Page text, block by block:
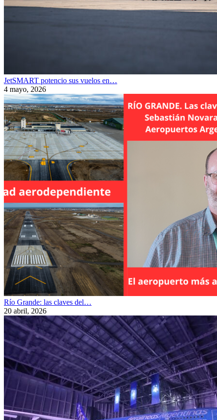
JetSMART potencio sus vuelos en…
4 mayo, 2026
Río Grande: las claves del…
20 abril, 2026